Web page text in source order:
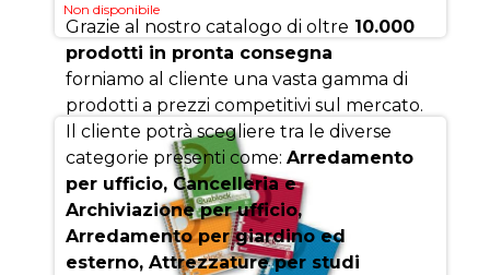
Non disponibile
Grazie al nostro catalogo di oltre 10.000
prodotti in pronta consegna
forniamo al cliente una vasta gamma di
prodotti a prezzi competitivi sul mercato.
Il cliente potrà scegliere tra le diverse
categorie presenti come: Arredamento
per ufficio, Cancelleria e
Archiviazione per ufficio,
Arredamento per giardino ed
esterno, Attrezzature per studi